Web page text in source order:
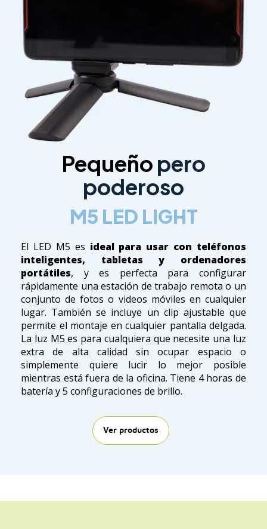
Pequeño pero
poderoso
M5 LED LIGHT
El LED M5 es ideal para usar con teléfonos
inteligentes, tabletas y ordenadores
portátiles, y es perfecta para configurar
rápidamente una estación de trabajo remota o un
conjunto de fotos o videos móviles en cualquier
lugar. También se incluye un clip ajustable que
permite el montaje en cualquier pantalla delgada.
La luz M5 es para cualquiera que necesite una luz
extra de alta calidad sin ocupar espacio o
simplemente quiere lucir lo mejor posible
mientras está fuera de la oficina. Tiene 4 horas de
batería y 5 configuraciones de brillo.
Ver productos